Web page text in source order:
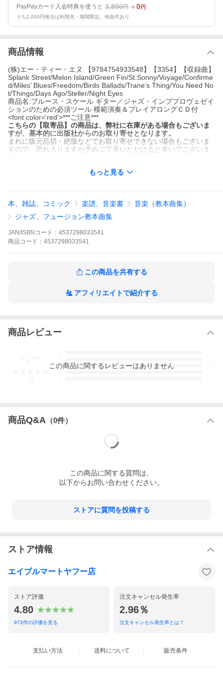
PayPayカード入会特典を使うと 3,850円 0円
うち2,000円相当は利用先・期間限定。他条件あり
商品情報
(株)エー・ティー・エヌ 【9784754933548】【3354】【収録曲】
Splank Street/Melon Island/Green Fin/St.Sonny/Voyage/Confirme
d/Miles’ Blues/Freedom/Birds Ballads/Trane’s Thing/You Need No
t/Things/Days Ago/Steller/Night Eyes
商品名:ブルース・スケール ギター／ジャズ・インププロヴェゼイ
ションのための必須ツール 模範演奏＆プレイアロングＣＤ付
<font color='red'>***ご注意***
こちらの【取寄品】の商品は、弊社に在庫がある場合もございま
すが、基本的に出版社からのお取り寄せとなります。
まれに版元品切・絶版などでお取り寄せできない場合もございま
すので、恐れ入りますが予めご了承いただけると幸いでございま
メーカー:(株)エー・ティー・エヌ
収録曲：15曲
曲名
作曲/作詞/編曲/訳詞
Splank Street
Melon Island
Green Fin
St.Sonny
Night Eyes
自分の楽器における基本的な演奏方法（楽譜の読み方、メジャー
のあるジャズ・ソロを創ることが可能な方法を紹介します。ブル
くジャズそのものの発展を反映していることとその実用性から、
ブルース・スケールによるアプローチを取り上げています。
イヤー、Dexter Gordon、Horace Silver、Cannonball Adderley、
Miles Davis などのモダン・インプロヴァイザーやコンポーザー、
ード・チューンのメロディやインプロヴィゼイションにどのよう
に使われているのかを、詳細な解説とともに検証しています。
もっと見る
本、雑誌、コミック 楽譜、音楽書
音楽（教本曲集）
ジャズ、フュージョン教本曲集
JAN/ISBNコード： 4537298033541
商品 コード： 4537298033541
この商品を共有する
アフィリエイトで紹介する
商品レビュー
3
この商品に関するレビューはありません
商品Q&A （0件）
この商品に関する質問は、
以下からお問い合わせください。
ストアに質問を投稿する
ストア情報
エイブルマートヤフー店
ストア評価
4.80
973件の評価を見る
注文キャンセル発生率
2.96％
注文キャンセル発生率とは？
支払い方法 送料について 販売条件